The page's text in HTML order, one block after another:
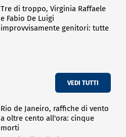
Tre di troppo, Virginia Raffaele
e Fabio De Luigi
improvvisamente genitori: tutte
VEDI TUTTI
Rio de Janeiro, raffiche di vento
a oltre cento all'ora: cinque
morti